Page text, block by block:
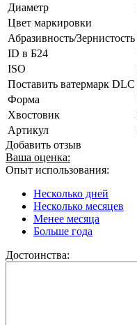
Диаметр
Цвет маркировки
Абразивность/Зернистость
ID в Б24
ISO
Поставить ватермарк DLC
Форма
Хвостовик
Артикул
Добавить отзыв
Ваша оценка:
Опыт использования:
Несколько дней
Несколько месяцев
Менее месяца
Больше года
Достоинства: